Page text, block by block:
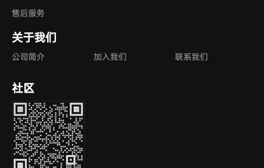
售后服务
关于我们
公司简介 加入我们 联系我们
社区